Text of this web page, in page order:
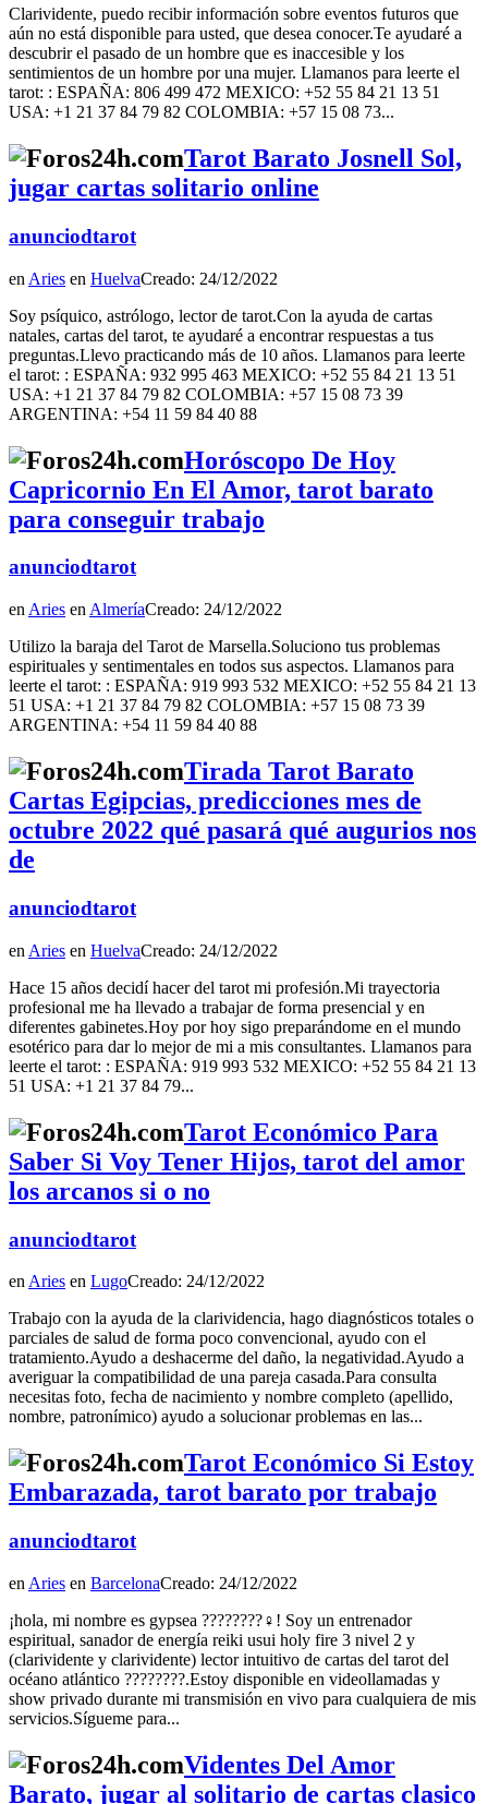
Clarividente, puedo recibir información sobre eventos futuros que
aún no está disponible para usted, que desea conocer.Te ayudaré a
descubrir el pasado de un hombre que es inaccesible y los
sentimientos de un hombre por una mujer. Llamanos para leerte el
tarot: : ESPAÑA: 806 499 472 MEXICO: +52 55 84 21 13 51
USA: +1 21 37 84 79 82 COLOMBIA: +57 15 08 73...
Tarot Barato Josnell Sol,
jugar cartas solitario online
anunciodtarot
en Aries en HuelvaCreado: 24/12/2022
Soy psíquico, astrólogo, lector de tarot.Con la ayuda de cartas
natales, cartas del tarot, te ayudaré a encontrar respuestas a tus
preguntas.Llevo practicando más de 10 años. Llamanos para leerte
el tarot: : ESPAÑA: 932 995 463 MEXICO: +52 55 84 21 13 51
USA: +1 21 37 84 79 82 COLOMBIA: +57 15 08 73 39
ARGENTINA: +54 11 59 84 40 88
Horóscopo De Hoy
Capricornio En El Amor, tarot barato
para conseguir trabajo
anunciodtarot
en Aries en AlmeríaCreado: 24/12/2022
Utilizo la baraja del Tarot de Marsella.Soluciono tus problemas
espirituales y sentimentales en todos sus aspectos. Llamanos para
leerte el tarot: : ESPAÑA: 919 993 532 MEXICO: +52 55 84 21 13
51 USA: +1 21 37 84 79 82 COLOMBIA: +57 15 08 73 39
ARGENTINA: +54 11 59 84 40 88
Tirada Tarot Barato
Cartas Egipcias, predicciones mes de
octubre 2022 qué pasará qué augurios nos
de
anunciodtarot
en Aries en HuelvaCreado: 24/12/2022
Hace 15 años decidí hacer del tarot mi profesión.Mi trayectoria
profesional me ha llevado a trabajar de forma presencial y en
diferentes gabinetes.Hoy por hoy sigo preparándome en el mundo
esotérico para dar lo mejor de mi a mis consultantes. Llamanos para
leerte el tarot: : ESPAÑA: 919 993 532 MEXICO: +52 55 84 21 13
51 USA: +1 21 37 84 79...
Tarot Económico Para
Saber Si Voy Tener Hijos, tarot del amor
los arcanos si o no
anunciodtarot
en Aries en LugoCreado: 24/12/2022
Trabajo con la ayuda de la clarividencia, hago diagnósticos totales o
parciales de salud de forma poco convencional, ayudo con el
tratamiento.Ayudo a deshacerme del daño, la negatividad.Ayudo a
averiguar la compatibilidad de una pareja casada.Para consulta
necesitas foto, fecha de nacimiento y nombre completo (apellido,
nombre, patronímico) ayudo a solucionar problemas en las...
Tarot Económico Si Estoy
Embarazada, tarot barato por trabajo
anunciodtarot
en Aries en BarcelonaCreado: 24/12/2022
¡hola, mi nombre es gypsea ????????‍♀️! Soy un entrenador
espiritual, sanador de energía reiki usui holy fire 3 nivel 2 y
(clarividente y clarividente) lector intuitivo de cartas del tarot del
océano atlántico ????????.Estoy disponible en videollamadas y
show privado durante mi transmisión en vivo para cualquiera de mis
servicios.Sígueme para...
Videntes Del Amor
Barato, jugar al solitario de cartas clasico